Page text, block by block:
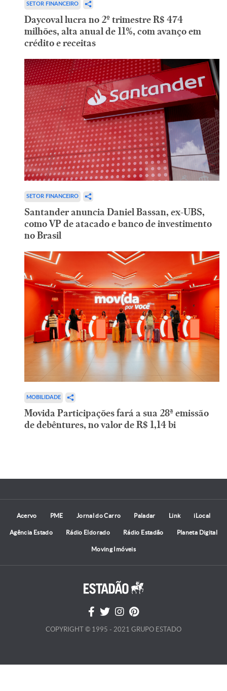
SETOR FINANCEIRO
Daycoval lucra no 2º trimestre R$ 474
milhões, alta anual de 11%, com avanço em
crédito e receitas
SETOR FINANCEIRO
Santander anuncia Daniel Bassan, ex-UBS,
como VP de atacado e banco de investimento
no Brasil
MOBILIDADE
Movida Participações fará a sua 28ª emissão
de debêntures, no valor de R$ 1,14 bi
Acervo PME Jornal do Carro Paladar Link iLocal
Agência Estado Rádio Eldorado Rádio Estadão Planeta Digital
Moving Imóveis
COPYRIGHT © 1995 - 2021 GRUPO ESTADO